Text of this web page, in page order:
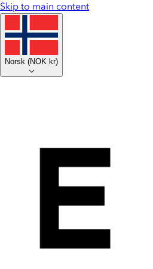
Skip to main content
Norsk (NOK kr)